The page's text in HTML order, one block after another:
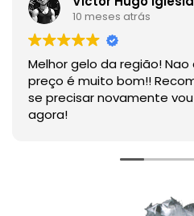
1 ano atrás
Produto de qualidade.